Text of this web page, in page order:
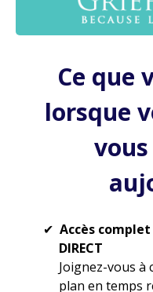
Ce que
lorsque
vous
Accès
DIRECT
Joignez-vous à
plan en temps